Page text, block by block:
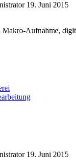
19. Juni 2015
Makro-Aufnahme,
19. Juni 2015